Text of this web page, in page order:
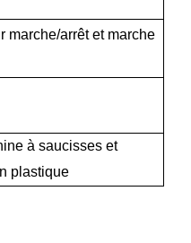
marche/arrêt et marche
à saucisses et
plastique